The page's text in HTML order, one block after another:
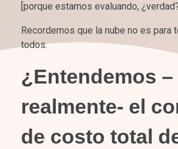
[porque estamos evaluando,
Recordemos que la nube no es para
todos.
¿Entendemos –
realmente- el
de costo total